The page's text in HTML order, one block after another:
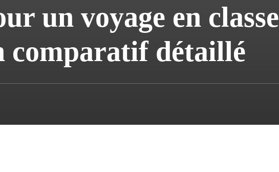
un voyage en classe
comparatif détaillé